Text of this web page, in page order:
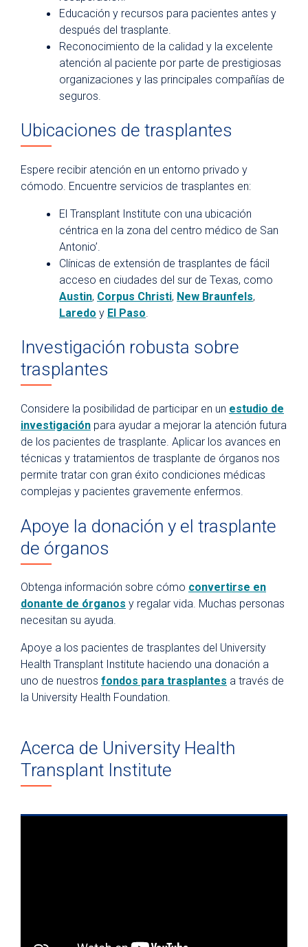
Educación y recursos para pacientes antes y
después del trasplante.
Reconocimiento de la calidad y la excelente
atención al paciente por parte de prestigiosas
organizaciones y las principales compañías de
seguros.
Ubicaciones de trasplantes
Espere recibir atención en un entorno privado y
cómodo. Encuentre servicios de trasplantes en:
El Transplant Institute con una ubicación
céntrica en la zona del centro médico de San
Antonio’.
Clínicas de extensión de trasplantes de fácil
acceso en ciudades del sur de Texas, como
Austin, Corpus Christi, New Braunfels,
Laredo y El Paso
Investigación robusta sobre
trasplantes
Considere la posibilidad de participar en un estudio de
investigación para ayudar a mejorar la atención futura
de los pacientes de trasplante. Aplicar los avances en
técnicas y tratamientos de trasplante de órganos nos
permite tratar con gran éxito condiciones médicas
complejas y pacientes gravemente enfermos.
Apoye la donación y el trasplante
de órganos
Obtenga información sobre cómo convertirse en
donante de órganos y regalar vida. Muchas personas
necesitan su ayuda.
Apoye a los pacientes de trasplantes del University
Health Transplant Institute haciendo una donación a
uno de nuestros fondos para trasplantes a través de
la University Health Foundation.
Acerca de University Health
Transplant Institute